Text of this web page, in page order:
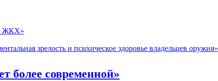
ЖКХ»
зрелость и психическое здоровье владельцев оружия»
более современной»